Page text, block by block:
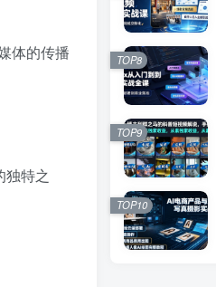
体的传播
独特之
TOP8
TOP9
TOP10
TOP8
TOP9
TOP10